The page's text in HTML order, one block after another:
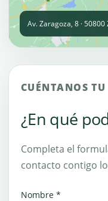
Av. Zaragoza, 8 · 50800
CUÉNTANOS TU
¿En qué
Completa el
contacto contigo
Nombre *